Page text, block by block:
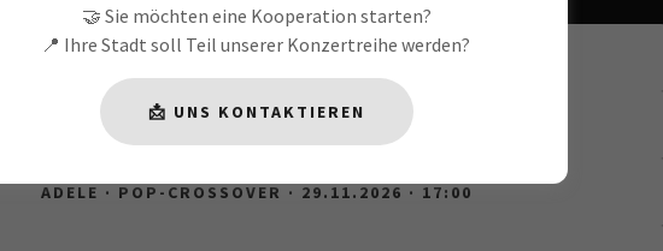
ADELE · POP-CROSSOVER · 01.11.2026 · 17:00
COLDPLAY & POP-CROSSOVER · 01.11.2026 · 19:00
ADELE · POP-CROSSOVER · 29.11.2026 · 17:00
🤝 Sie möchten eine Kooperation starten?
📍 Ihre Stadt soll Teil unserer Konzertreihe werden?
📩 UNS KONTAKTIEREN